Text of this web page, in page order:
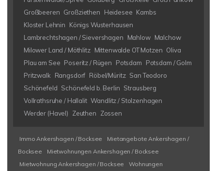
Großbeeren Großziethen Heidesee Kambs
Kloster Lehnin
Königs Wusterhausen
Lambrechtshagen / Sievershagen
Mahlow Malchow
Milower Land / Möthlitz Mittenwalde OT Motzen Oliva
Plau am See Poseritz / Rügen Potsdam
Potsdam / Golm
Pritzwalk
Rangsdorf Röbel/Müritz San Teodoro
Schönefeld Schönefeld b. Berlin Strausberg
Vollrathsruhe / Hallalit Wandlitz / Stolzenhagen
Werder (Havel)
Zeuthen Zossen
Immo Ankershagen / Bocksee
Mietangebote Ankershagen /
Bocksee
Mietwohnungen Ankershagen / Bocksee
Mietwohnung Ankershagen / Bocksee
Wohnungen